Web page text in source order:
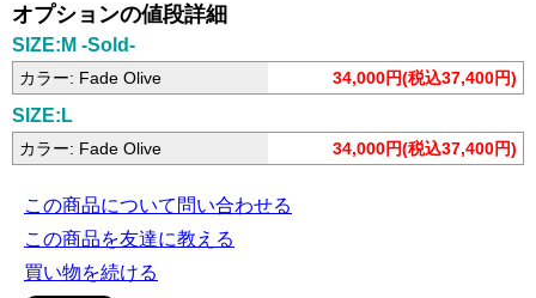
オプションの値段詳細
SIZE:M -Sold-
カラー: Fade Olive 34,000円(税込37,400円)
SIZE:L
カラー: Fade Olive 34,000円(税込37,400円)
この商品について問い合わせる
この商品を友達に教える
買い物を続ける